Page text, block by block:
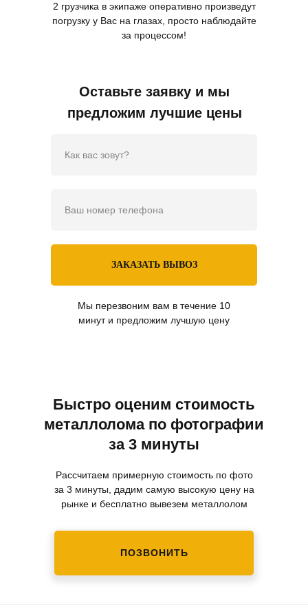
2 грузчика в экипаже оперативно произведут
погрузку у Вас на глазах, просто наблюдайте
за процессом!
Оставьте заявку и мы
предложим лучшие цены
ЗАКАЗАТЬ ВЫВОЗ
Мы перезвоним вам в течение 10
минут и предложим лучшую цену
Быстро оценим стоимость
металлолома по фотографии
за 3 минуты
Рассчитаем примерную стоимость по фото
за 3 минуты, дадим самую высокую цену на
рынке и бесплатно вывезем металлолом
ПОЗВОНИТЬ